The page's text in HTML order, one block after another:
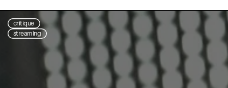
critique
streaming